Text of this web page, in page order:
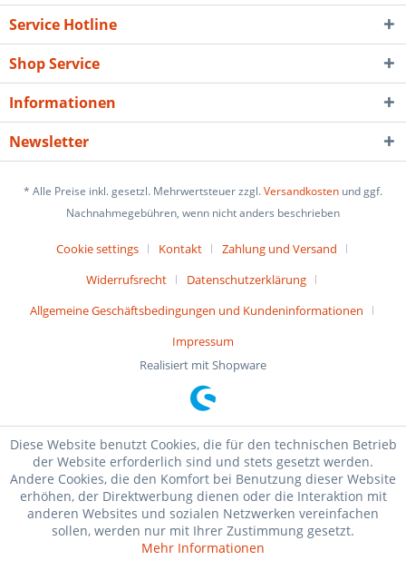
Service Hotline
Shop Service
Informationen
Newsletter
* Alle Preise inkl. gesetzl. Mehrwertsteuer zzgl.Versandkosten und ggf.
Nachnahmegebühren, wenn nicht anders beschrieben
Cookie settings Kontakt
Zahlung und Versand
Widerrufsrecht
Datenschutzerklärung
Allgemeine Geschäftsbedingungen und Kundeninformationen
Impressum
Realisiert mit Shopware
Diese Website benutzt Cookies, die für den technischen Betrieb
der Website erforderlich sind und stets gesetzt werden.
Andere Cookies, die den Komfort bei Benutzung dieser Website
erhöhen, der Direktwerbung dienen oder die Interaktion mit
anderen Websites und sozialen Netzwerken vereinfachen
sollen, werden nur mit Ihrer Zustimmung gesetzt.
Mehr Informationen